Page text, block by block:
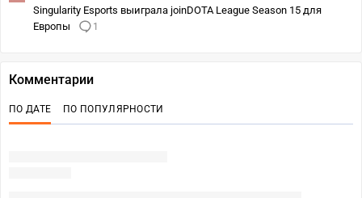
Singularity Esports выиграла joinDOTA League Season 15 для
Европы
1
Комментарии
ПО ДАТЕ ПО ПОПУЛЯРНОСТИ